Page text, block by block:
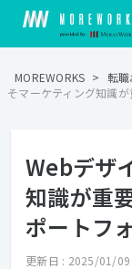
MOREWORKS > 転
そマーケティング知識
Webデザ
知識が重
ポートフ
更新日 : 2025/01/09